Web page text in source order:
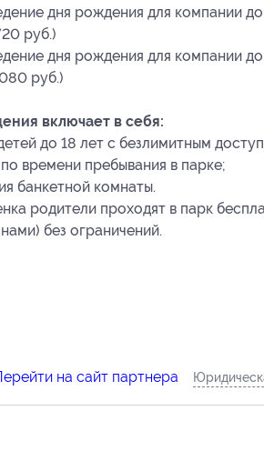
дня рождения для компании до
руб.)
дня рождения для компании до
руб.)
включает в себя:
до 18 лет с безлимитным
времени пребывания в парке;
банкетной комнаты.
родители проходят в парк
без ограничений.
на сайт партнера